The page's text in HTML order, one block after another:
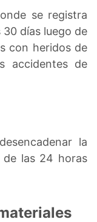
se registra
días luego de
con heridos de
accidentes de
la
las 24 horas